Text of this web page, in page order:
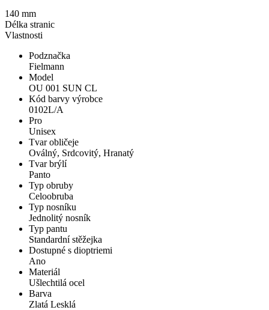
Vlastnosti
Podznačka
Fielmann
Model
OU 001 SUN CL
Kód barvy výrobce
0102L/A
Pro
Unisex
Tvar obličeje
Oválný, Srdcovitý, Hranatý
Tvar brýlí
Panto
Typ obruby
Celoobruba
Typ nosníku
Jednolitý nosník
Typ pantu
Standardní stěžejka
Dostupné s dioptriemi
Ano
Materiál
Ušlechtilá ocel
Barva
Zlatá Lesklá
140 mm
Délka stranic